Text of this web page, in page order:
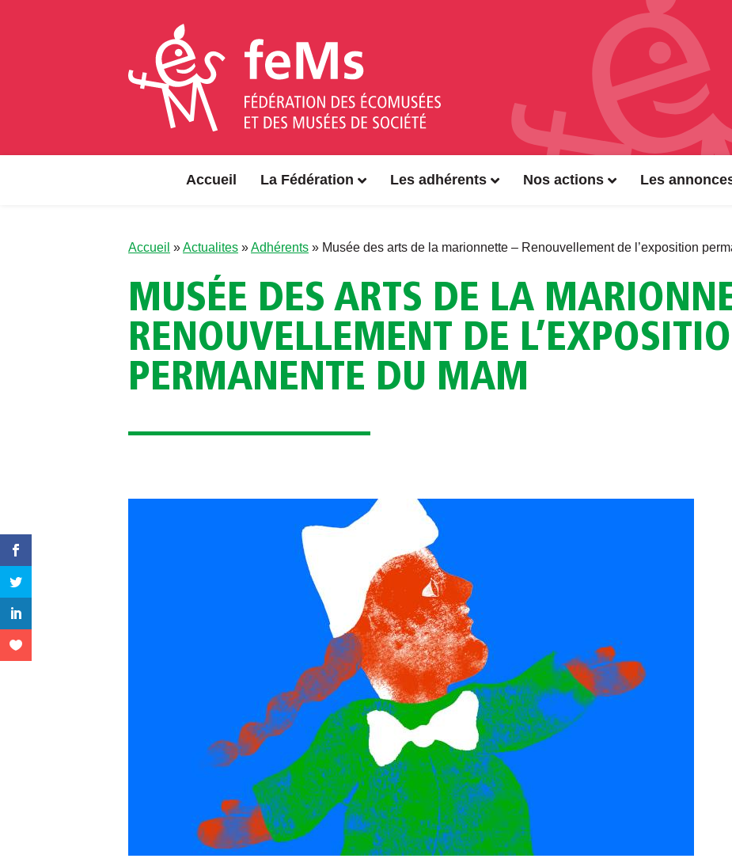
Accueil La Fédération Les adhérents Nos actions Les
Accueil »Actualites »Adhérents » Musée des arts de la marionnette – Renouvellement de l’exposition
MUSÉE DES ARTS DE LA
RENOUVELLEMENT DE
PERMANENTE DU MAM